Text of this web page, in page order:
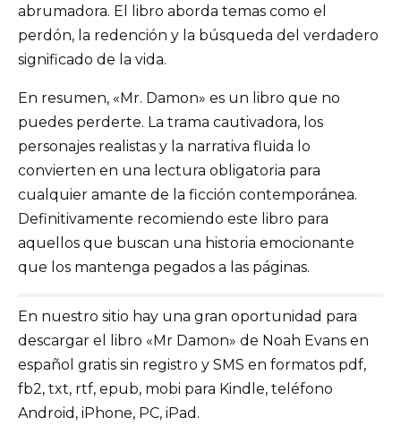
abrumadora. El libro aborda temas como el
perdón, la redención y la búsqueda del verdadero
significado de la vida.
En resumen, «Mr. Damon» es un libro que no
puedes perderte. La trama cautivadora, los
personajes realistas y la narrativa fluida lo
convierten en una lectura obligatoria para
cualquier amante de la ficción contemporánea.
Definitivamente recomiendo este libro para
aquellos que buscan una historia emocionante
que los mantenga pegados a las páginas.
En nuestro sitio hay una gran oportunidad para
descargar el libro «Mr Damon» de Noah Evans en
español gratis sin registro y SMS en formatos pdf,
fb2, txt, rtf, epub, mobi para Kindle, teléfono
Android, iPhone, PC, iPad.